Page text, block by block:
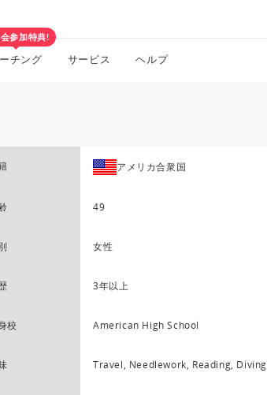
参加特典!
チング サービス ヘルプ
アメリカ合衆国
49
女性
3年以上
校 American High School
Travel, Needlework, Reading, Diving